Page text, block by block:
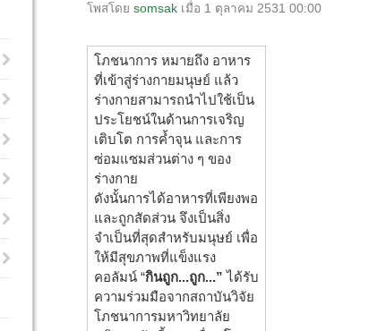
โพสโดย somsak เมื่อ 1 ตุลาคม 2531 00:00
โภชนาการ หมายถึง อาหาร
ที่เข้าสู่ร่างกายมนุษย์ แล้ว
ร่างกายสามารถนำไปใช้เป็น
ประโยชน์ในด้านการเจริญ
เติบโต การค้ำจุน และการ
ซ่อมแซมส่วนต่าง ๆ ของ
ร่างกาย
ดังนั้นการได้อาหารที่เพียงพอ
และถูกสัดส่วน จึงเป็นสิ่ง
จำเป็นที่สุดสำหรับมนุษย์ เพื่อ
ให้มีสุขภาพที่แข็งแรง
คอลัมน์ “กินถูก...ถูก...”ได้รับ
ความร่วมมือจากสถาบันวิจัย
โภชนาการมหาวิทยาลัย